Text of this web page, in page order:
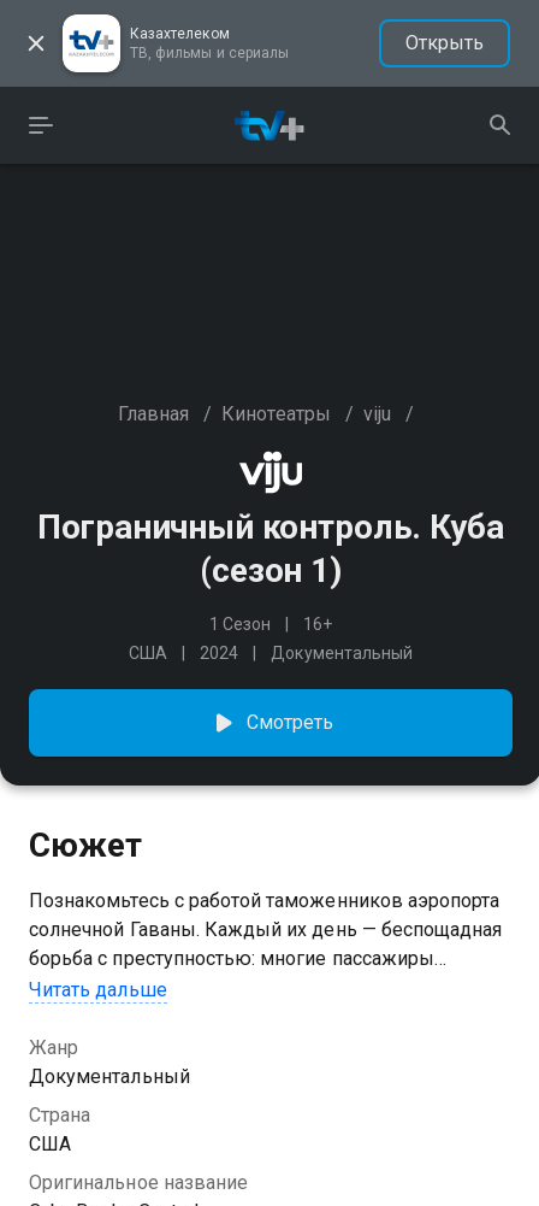
Казахтелеком
ТВ, фильмы и сериалы
Открыть
Главная / Кинотеатры / viju /
Пограничный контроль. Куба
(сезон 1)
1 Сезон
16+
США
2024 Документальный
Смотреть
Сюжет
Познакомьтесь с работой таможенников аэропорта
солнечной Гаваны. Каждый их день — беспощадная
борьба с преступностью: многие пассажиры
пытаются перевезти через границу самые
Посмотреть онлайн 1 сезон сериала Пограничный
контроль. Куба вы можете совершенно бесплатно в
хорошем HD качестве на Казахтелеком
Читать дальше
Жанр
Документальный
Страна
США
Оригинальное название